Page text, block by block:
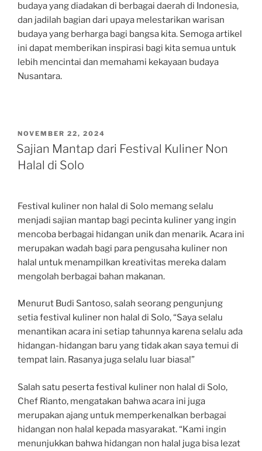
budaya yang diadakan di berbagai daerah di Indonesia,
dan jadilah bagian dari upaya melestarikan warisan
budaya yang berharga bagi bangsa kita. Semoga artikel
ini dapat memberikan inspirasi bagi kita semua untuk
lebih mencintai dan memahami kekayaan budaya
Nusantara.
POSTED
ON
NOVEMBER 22, 2024
Sajian Mantap dari Festival Kuliner Non
Halal di Solo
Festival kuliner non halal di Solo memang selalu
menjadi sajian mantap bagi pecinta kuliner yang ingin
mencoba berbagai hidangan unik dan menarik. Acara ini
merupakan wadah bagi para pengusaha kuliner non
halal untuk menampilkan kreativitas mereka dalam
mengolah berbagai bahan makanan.
Menurut Budi Santoso, salah seorang pengunjung
setia festival kuliner non halal di Solo, “Saya selalu
menantikan acara ini setiap tahunnya karena selalu ada
hidangan-hidangan baru yang tidak akan saya temui di
tempat lain. Rasanya juga selalu luar biasa!”
Salah satu peserta festival kuliner non halal di Solo,
Chef Rianto, mengatakan bahwa acara ini juga
merupakan ajang untuk memperkenalkan berbagai
hidangan non halal kepada masyarakat. “Kami ingin
menunjukkan bahwa hidangan non halal juga bisa lezat